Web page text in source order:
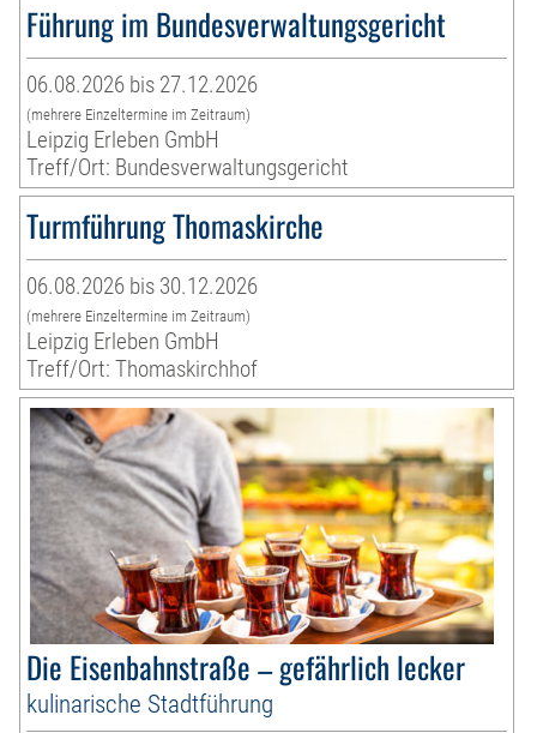
Führung im Bundesverwaltungsgericht
06.08.2026 bis 27.12.2026
(mehrere Einzeltermine im Zeitraum)
Leipzig Erleben GmbH
Treff/Ort: Bundesverwaltungsgericht
Turmführung Thomaskirche
06.08.2026 bis 30.12.2026
(mehrere Einzeltermine im Zeitraum)
Leipzig Erleben GmbH
Treff/Ort: Thomaskirchhof
Die Eisenbahnstraße – gefährlich lecker
kulinarische Stadtführung